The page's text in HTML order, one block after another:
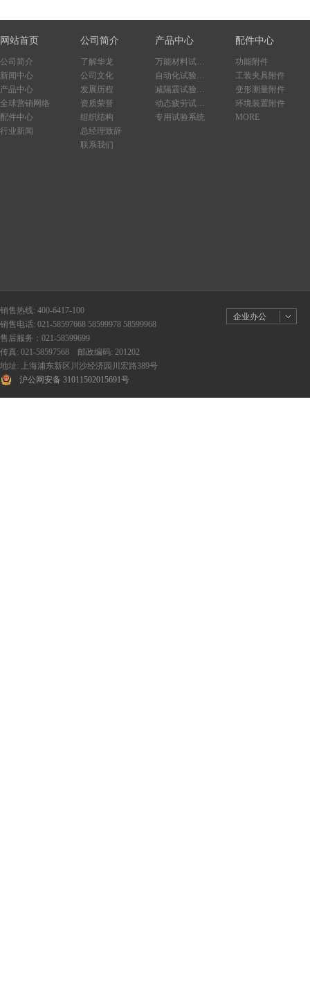
网站首页
公司简介
新闻中心
产品中心
全球营销网络
配件中心
行业新闻
公司简介
了解华龙
公司文化
发展历程
资质荣誉
组织结构
总经理致辞
联系我们
产品中心
万能材料试验系统
自动化试验系统
减隔震试验系统
动态疲劳试验系统
专用试验系统
配件中心
功能附件
工装夹具附件
变形测量附件
环境装置附件
MORE
销售热线: 400-6417-100
销售电话: 021-58597668 58599978 58599968
售后服务：021-58599699
传真: 021-58597568 邮政编码: 201202
地址: 上海浦东新区川沙经济园川宏路389号
沪公网安备 31011502015691号
企业办公